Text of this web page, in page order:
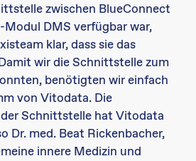
zwischen BlueConnect
DMS verfügbar war,
klar, dass sie das
wir die Schnittstelle zum
benötigten wir einfach
von Vitodata. Die
Schnittstelle hat Vitodata
Dr. med. Beat Rickenbacher,
innere Medizin und